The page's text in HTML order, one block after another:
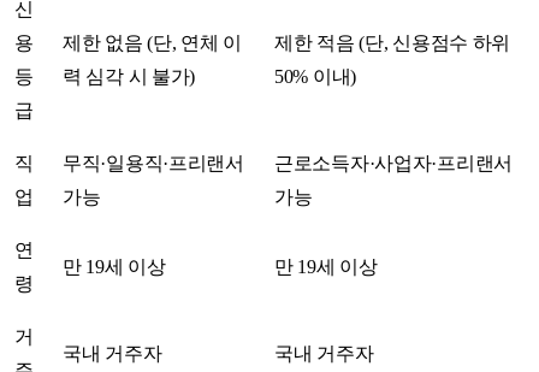
신
용
등
급
제한 없음 (단, 연체 이
력 심각 시 불가)
제한 적음 (단, 신용점수 하위
50% 이내)
직
업
무직·일용직·프리랜서
가능
근로소득자·사업자·프리랜서
가능
연
령
만 19세 이상 만 19세 이상
거
국내 거주자 국내 거주자